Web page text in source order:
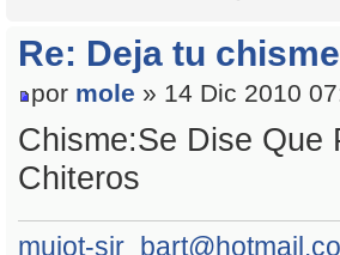
Re: Deja tu
por mole » 14 Dic 2010
Chisme:Se Dise Que
Chiteros
mujot-